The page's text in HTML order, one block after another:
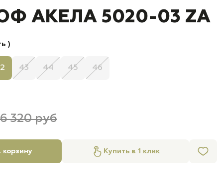
АКЕЛА 5020-03 ZA
)
43 44 45 46
6 320 руб
корзину Купить в 1 клик